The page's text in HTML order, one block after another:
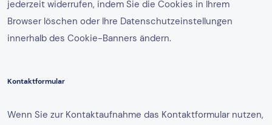
jederzeit widerrufen, indem Sie die Cookies in Ihrem
Browser löschen oder Ihre Datenschutzeinstellungen
innerhalb des Cookie-Banners ändern.
Kontaktformular
Wenn Sie zur Kontaktaufnahme das Kontaktformular nutzen,